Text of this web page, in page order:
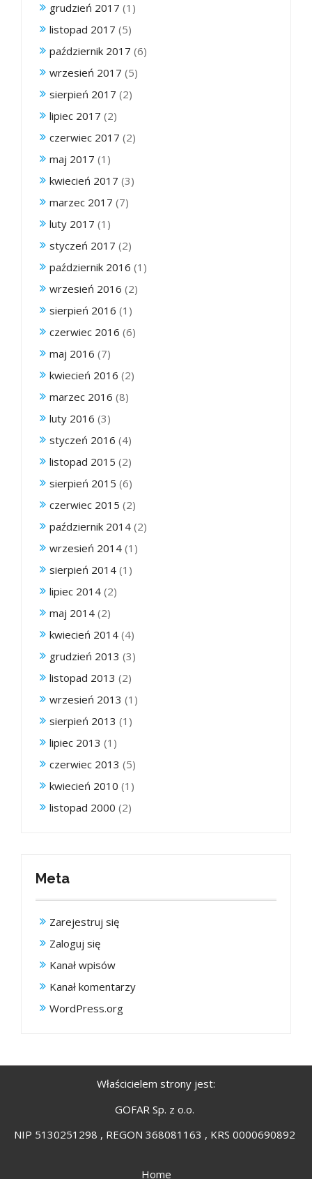
grudzień 2017 (1)
listopad 2017 (5)
październik 2017 (6)
wrzesień 2017 (5)
sierpień 2017 (2)
lipiec 2017 (2)
czerwiec 2017 (2)
maj 2017 (1)
kwiecień 2017 (3)
marzec 2017 (7)
luty 2017 (1)
styczeń 2017 (2)
październik 2016 (1)
wrzesień 2016 (2)
sierpień 2016 (1)
czerwiec 2016 (6)
maj 2016 (7)
kwiecień 2016 (2)
marzec 2016 (8)
luty 2016 (3)
styczeń 2016 (4)
listopad 2015 (2)
sierpień 2015 (6)
czerwiec 2015 (2)
październik 2014 (2)
wrzesień 2014 (1)
sierpień 2014 (1)
lipiec 2014 (2)
maj 2014 (2)
kwiecień 2014 (4)
grudzień 2013 (3)
listopad 2013 (2)
wrzesień 2013 (1)
sierpień 2013 (1)
lipiec 2013 (1)
czerwiec 2013 (5)
kwiecień 2010 (1)
listopad 2000 (2)
Meta
Zarejestruj się
Zaloguj się
Kanał wpisów
Kanał komentarzy
WordPress.org
Właścicielem strony jest:
GOFAR Sp. z o.o.
NIP 5130251298 , REGON 368081163 , KRS 0000690892
Home